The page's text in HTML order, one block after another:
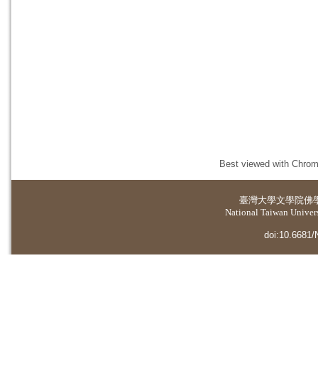
Best viewed with
臺灣大學文學院佛
National Taiwan
doi:10.6681/